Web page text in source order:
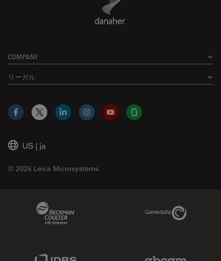
COMPANY
リーガル
US | ja
© 2026 Leica Microsystems
Facebook
X LinkedInInstagramYouTubeGlassdoor
Genedata Link